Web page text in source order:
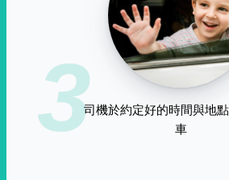
3司機於約定好的時間與地
車